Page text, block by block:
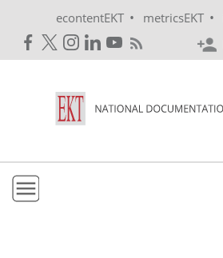
econtentEKT • metricsEKT •